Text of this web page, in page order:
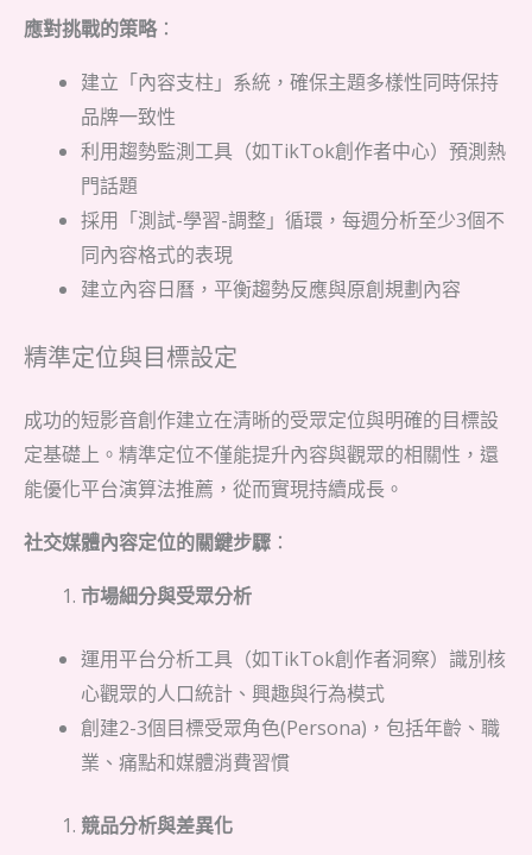
應對挑戰的策略：
建立「內容支柱」系統，確保主題多樣性同時保持
品牌一致性
利用趨勢監測工具（如TikTok創作者中心）預測熱
門話題
採用「測試-學習-調整」循環，每週分析至少3個不
同內容格式的表現
建立內容日曆，平衡趨勢反應與原創規劃內容
精準定位與目標設定
成功的短影音創作建立在清晰的受眾定位與明確的目標設
定基礎上。精準定位不僅能提升內容與觀眾的相關性，還
能優化平台演算法推薦，從而實現持續成長。
社交媒體內容定位的關鍵步驟 ：
市場細分與受眾分析
運用平台分析工具（如TikTok創作者洞察）識別核
心觀眾的人口統計、興趣與行為模式
創建2-3個目標受眾角色(Persona)，包括年齡、職
業、痛點和媒體消費習慣
競品分析與差異化